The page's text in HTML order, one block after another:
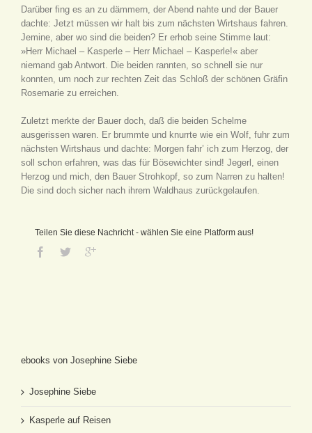
Darüber fing es an zu dämmern, der Abend nahte und der Bauer
dachte: Jetzt müssen wir halt bis zum nächsten Wirtshaus fahren.
Jemine, aber wo sind die beiden? Er erhob seine Stimme laut:
»Herr Michael – Kasperle – Herr Michael – Kasperle!« aber
niemand gab Antwort. Die beiden rannten, so schnell sie nur
konnten, um noch zur rechten Zeit das Schloß der schönen Gräfin
Rosemarie zu erreichen.
Zuletzt merkte der Bauer doch, daß die beiden Schelme
ausgerissen waren. Er brummte und knurrte wie ein Wolf, fuhr zum
nächsten Wirtshaus und dachte: Morgen fahr’ ich zum Herzog, der
soll schon erfahren, was das für Bösewichter sind! Jegerl, einen
Herzog und mich, den Bauer Strohkopf, so zum Narren zu halten!
Die sind doch sicher nach ihrem Waldhaus zurückgelaufen.
Teilen Sie diese Nachricht - wählen Sie eine Platform aus!
ebooks von Josephine Siebe
Josephine Siebe
Kasperle auf Reisen